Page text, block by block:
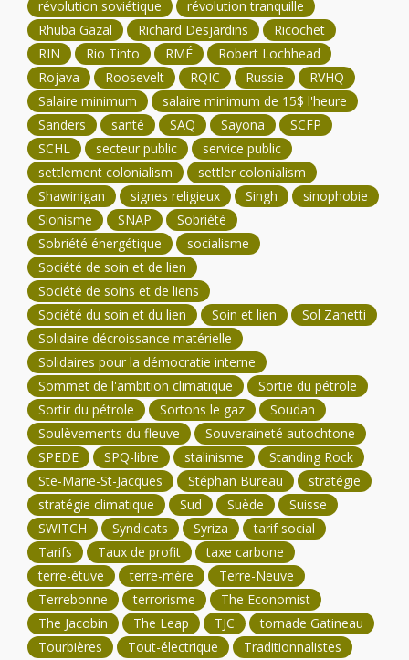
révolution soviétique
révolution tranquille
Rhuba Gazal
Richard Desjardins
Ricochet
RIN
Rio Tinto RMÉ
Robert Lochhead
Rojava
Roosevelt RQIC Russie
RVHQ
Salaire minimum
salaire minimum de 15$ l'heure
Sanders
santé SAQ Sayona
SCFP
SCHL
secteur public
service public
settlement colonialism
settler colonialism
Shawinigan
signes religieux Singh
sinophobie
Sionisme
SNAP
Sobriété
Sobriété énergétique
socialisme
Société de soin et de lien
Société de soins et de liens
Société du soin et du lien
Soin et lien
Sol Zanetti
Solidaire décroissance matérielle
Solidaires pour la démocratie interne
Sommet de l'ambition climatique
Sortie du pétrole
Sortir du pétrole
Sortons le gaz
Soudan
Soulèvements du fleuve
Souveraineté autochtone
SPEDE
SPQ-libre stalinisme
Standing Rock
Ste-Marie-St-Jacques
Stéphan Bureau
stratégie
stratégie climatique
Sud Suède
Suisse
SWITCH
Syndicats Syriza
tarif social
Tarifs
Taux de profit
taxe carbone
terre-étuve
terre-mère
Terre-Neuve
Terrebonne
terrorisme
The Economist
The Jacobin
The Leap TJC
tornade Gatineau
Tourbières
Tout-électrique
Traditionnalistes